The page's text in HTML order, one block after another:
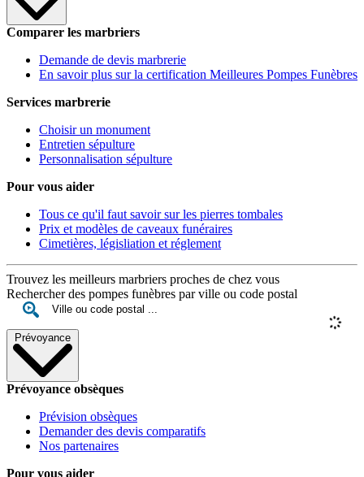
Comparer les marbriers
Demande de devis marbrerie
En savoir plus sur la certification Meilleures Pompes Funèbres
Services marbrerie
Choisir un monument
Entretien sépulture
Personnalisation sépulture
Pour vous aider
Tous ce qu'il faut savoir sur les pierres tombales
Prix et modèles de caveaux funéraires
Cimetières, législiation et réglement
Trouvez les meilleurs marbriers proches de chez vous
Rechercher des pompes funèbres par ville ou code postal
Prévoyance
Prévoyance obsèques
Prévision obsèques
Demander des devis comparatifs
Nos partenaires
Pour vous aider